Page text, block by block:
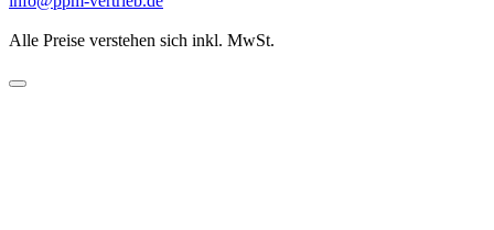
Alle Preise verstehen sich inkl. MwSt.